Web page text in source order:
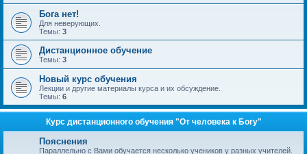
Бога нет!
Для неверующих.
Темы: 3
Дистанционное обучение
Темы: 3
Новый курс обучения
Лекции и другие материалы курса и их обсуждение.
Темы: 6
Курс дистанционного обучения "От человека к Богу"
Пояснения
Параллельно с Вами обучается несколько учеников у разных учителей.